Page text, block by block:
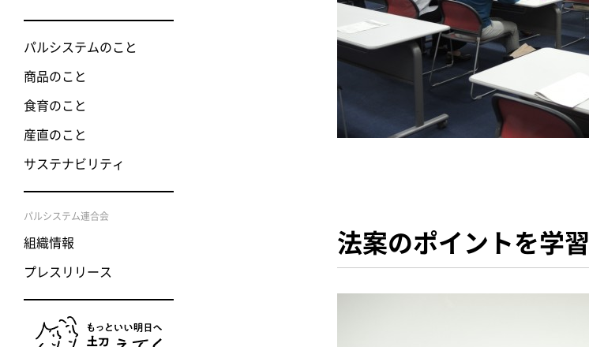
パルシステムのこと
商品のこと
食育のこと
産直のこと
サステナビリティ
パルシステム連合会
組織情報
プレスリリース
法案のポイントを学習